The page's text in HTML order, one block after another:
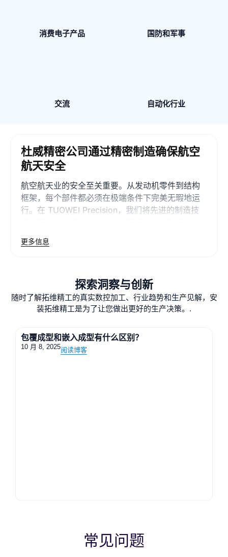
消费电子产品 国防和军事
交流 自动化行业
杜威精密公司通过精密制造确保航空
航天安全
航空航天业的安全至关重要。从发动机零件到结构
框架，每个部件都必须在极端条件下完美无瑕地运
行。在 TUOWEI Precision，我们将先进的制造技
合方法包括材料选择、精密加工、表面处理、原型
安全在航空航天制造中的
重要性
任务的必要条件。部件必须能够承受高压、极端温
度和反复的机械应力，同时保持长期可靠。即使是
性，并增强了整个系统的安全性。.
更多信息
探索洞察与创新
随时了解拓维精工的真实数控加工、行业趋势和生产见解，安
装拓维精工是为了让您做出更好的生产决策。.
包覆成型和嵌入成型有什么区别？
10 月 8, 2025阅读博客
常见问题